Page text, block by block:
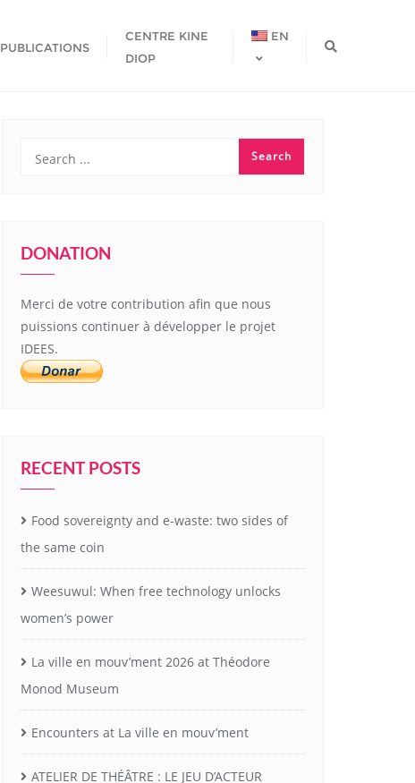
PUBLICATIONS
CENTRE KINE
DIOP
EN
DONATION
Merci de votre contribution afin que nous
puissions continuer à développer le projet
IDEES.
RECENT POSTS
Food sovereignty and e-waste: two sides of
the same coin
Weesuwul: When free technology unlocks
women’s power
La ville en mouv’ment 2026 at Théodore
Monod Museum
Encounters at La ville en mouv’ment
ATELIER DE THÉÂTRE : LE JEU D’ACTEUR